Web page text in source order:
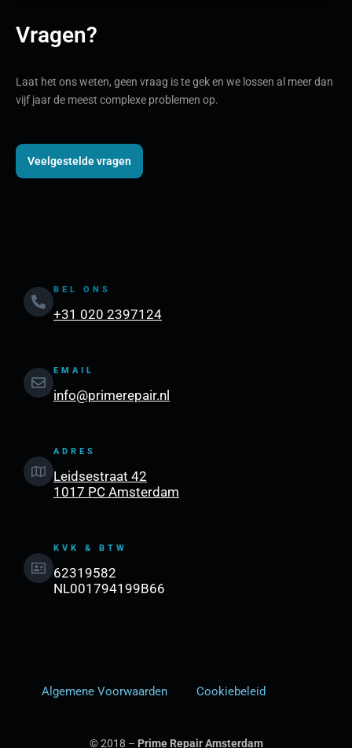
Vragen?
Laat het ons weten, geen vraag is te gek en we lossen al meer dan
vijf jaar de meest complexe problemen op.
Veelgestelde vragen
BEL ONS
+31 020 2397124
EMAIL
info@primerepair.nl
ADRES
Leidsestraat 42
1017 PC Amsterdam
KVK & BTW
62319582
NL001794199B66
Algemene Voorwaarden Cookiebeleid
© 2018 – Prime Repair Amsterdam